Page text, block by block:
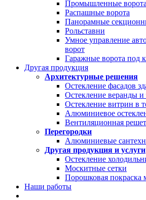
Промышленные ворота
Распашные ворота
Панорамные
Рольставни
Умное управление
ворот
Гаражные ворота под
Другая продукция
Архитектурные решения
Остекление фасадов
Остекление веранды и
Остекление витрин в
Алюминиевое
Вентиляционная
Перегородки
Алюминиевые
Другая продукция и услуги
Остекление
Москитные сетки
Порошковая покраска
Наши работы